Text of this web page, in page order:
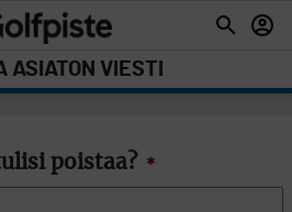
ASIATON VIESTI
poistaa? *